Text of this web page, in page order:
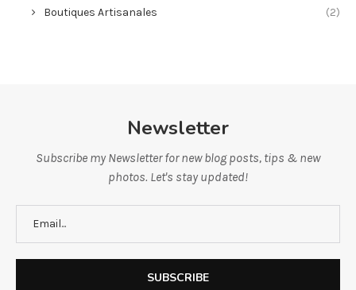
Boutiques Artisanales (2)
Newsletter
Subscribe my Newsletter for new blog posts, tips & new
photos. Let's stay updated!